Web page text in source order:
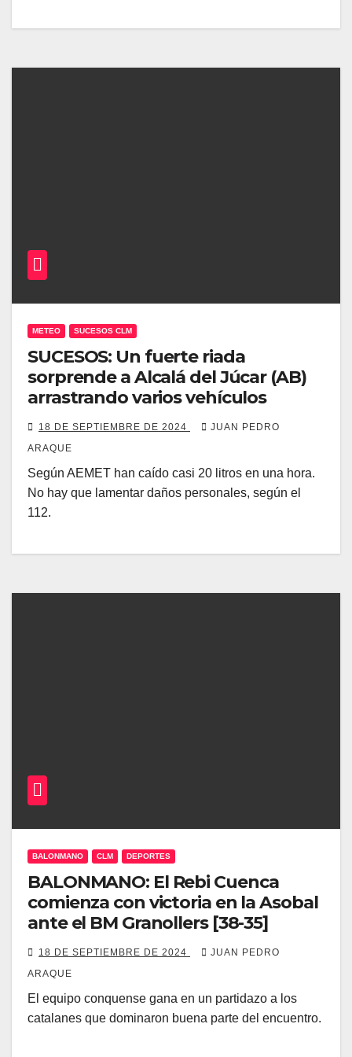
METEO SUCESOS CLM
SUCESOS: Un fuerte riada
sorprende a Alcalá del Júcar (AB)
arrastrando varios vehículos
18 DE SEPTIEMBRE DE 2024
JUAN PEDRO
ARAQUE
Según AEMET han caído casi 20 litros en una hora.
No hay que lamentar daños personales, según el
112.
BALONMANO CLM DEPORTES
BALONMANO: El Rebi Cuenca
comienza con victoria en la Asobal
ante el BM Granollers [38-35]
18 DE SEPTIEMBRE DE 2024
JUAN PEDRO
ARAQUE
El equipo conquense gana en un partidazo a los
catalanes que dominaron buena parte del encuentro.